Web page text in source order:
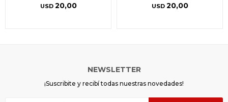
USD 20,00 USD 20,00
NEWSLETTER
¡Suscribite y recibí todas nuestras novedades!